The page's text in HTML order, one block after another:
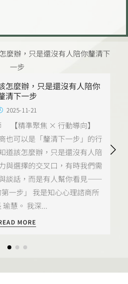
怎麼辦，只是還沒有人陪你
清下一步
2025-11-21
【精準聚焦 × 行動導向】
也可以是「釐清下一步」的行
道該怎麼辦，只是還沒有人陪
與選擇的交叉口，有時我們需
談話，而是有人幫你看見——
一步」 我是知心心理諮商所
瑜慧。 我深...
MORE